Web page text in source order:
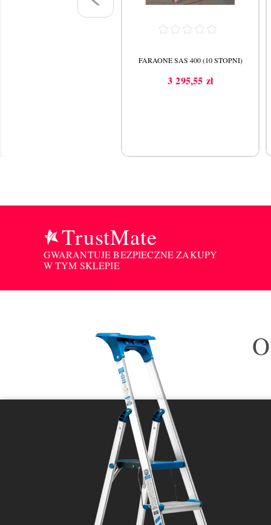
FARAONE SAS 400 (10 STOPNI)
Cena
3 295,55 zł
TrustMate
GWARANTUJE BEZPIECZNE ZAKUPY
W TYM SKLEPIE